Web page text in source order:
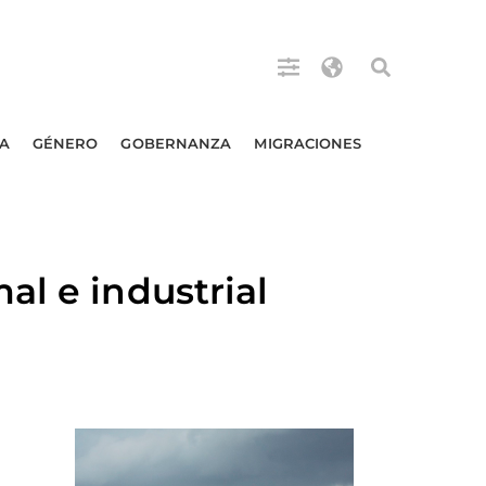
GÉNERO GOBERNANZA MIGRACIONES
e industrial